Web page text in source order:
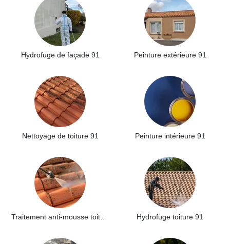
Hydrofuge de façade 91 Peinture extérieure 91
Nettoyage de toiture 91 Peinture intérieure 91
Hydrofuge toiture 91